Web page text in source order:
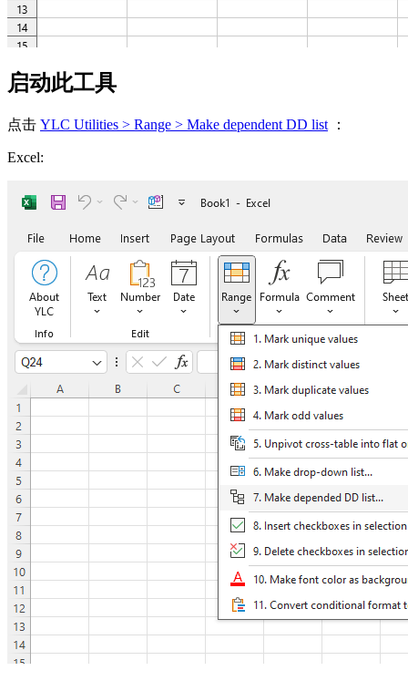
启动此工具
点击 YLC Utilities > Range > Make dependent DD list ：
Excel: